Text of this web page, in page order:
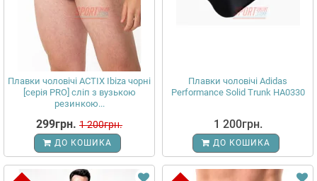
Плавки чоловічі ACTIX Ibiza чорні
[серія PRO] сліп з вузькою
резинкою...
299грн. 1 200грн.
ДО КОШИКА
Плавки чоловічі Adidas
Performance Solid Trunk HA0330
1 200грн.
ДО КОШИКА